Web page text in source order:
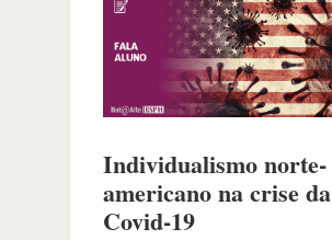
Individualismo norte-
americano na crise da
Covid-19